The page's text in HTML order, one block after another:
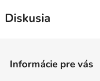
Diskusia
Informácie pre vás